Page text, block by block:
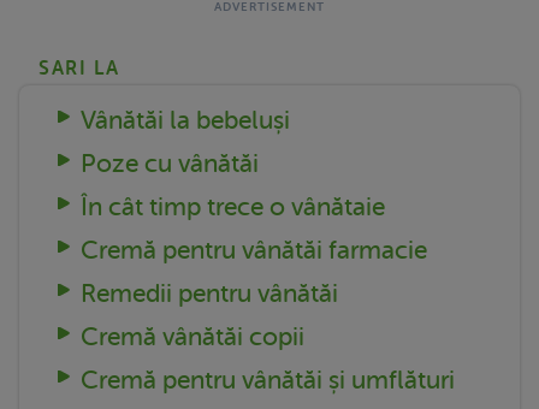
SARI LA
Vânătăi la bebeluși
Poze cu vânătăi
În cât timp trece o vânătaie
Cremă pentru vânătăi farmacie
Remedii pentru vânătăi
Cremă vânătăi copii
Cremă pentru vânătăi și umflături